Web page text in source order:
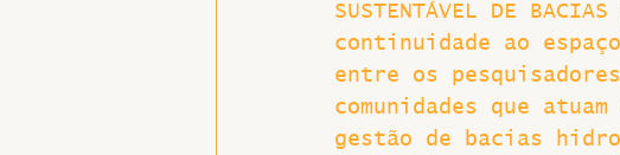
SUSTENTÁVEL DE
continuidade ao
entre os
comunidades que
gestão de bacias